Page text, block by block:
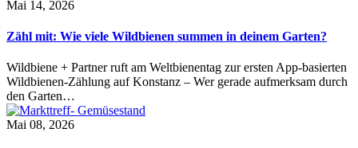
Mai 14, 2026
Zähl mit: Wie viele Wildbienen summen in deinem Garten?
Wildbiene + Partner ruft am Weltbienentag zur ersten App-basierten
Wildbienen-Zählung auf Konstanz – Wer gerade aufmerksam durch
den Garten…
Mai 08, 2026